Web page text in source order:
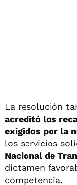
La resolución
acreditó los
exigidos por la
los servicios
Nacional de
dictamen
competencia.